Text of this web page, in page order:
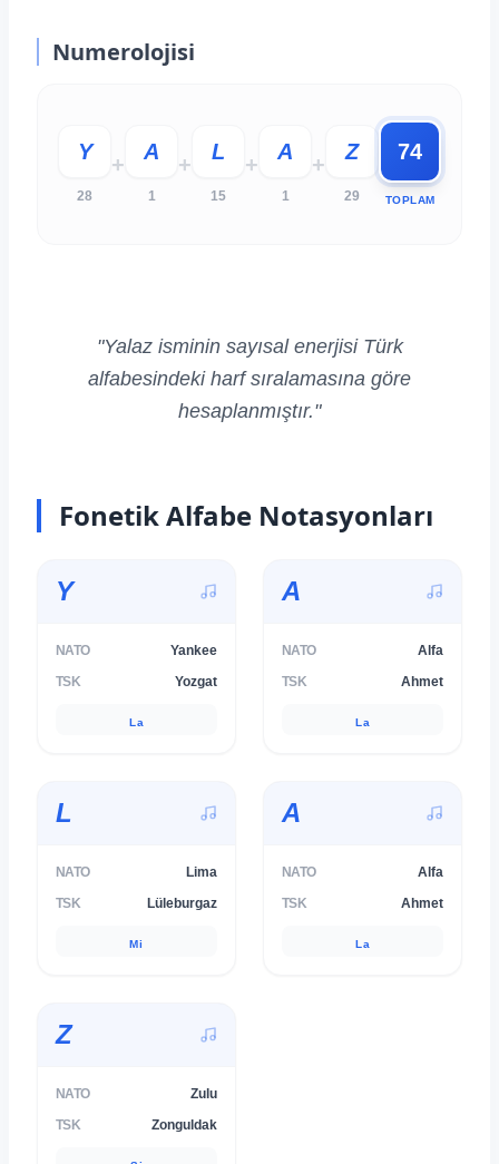
Numerolojisi
Y
28
+
A
1
+
L
15
+
A
1
+
Z
29
74
TOPLAM
"Yalaz isminin sayısal enerjisi Türk
alfabesindeki harf sıralamasına göre
Fonetik Alfabe Notasyonları
Y
NATO
Yankee
TSK
Yozgat
La
A
NATO
Alfa
TSK
Ahmet
La
L
NATO
Lima
TSK
Lüleburgaz
Mi
A
NATO
Alfa
TSK
Ahmet
La
Z
NATO
Zulu
TSK
Zonguldak